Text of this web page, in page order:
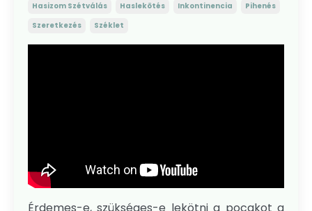
Hasizom Szétválás
Haslekötés Inkontinencia
Pihenés
Szeretkezés
Széklet